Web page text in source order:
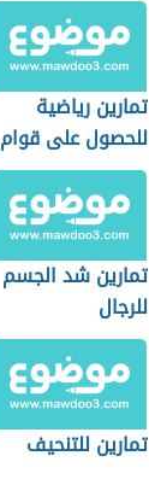
تمارين رياضية
للحصول على قوام
مثالي
تمارين شد الجسم
للرجال
تمارين للتنحيف